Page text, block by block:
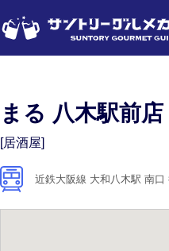
まる 八木駅前店
[居酒屋]
近鉄大阪線 大和八木駅 南口